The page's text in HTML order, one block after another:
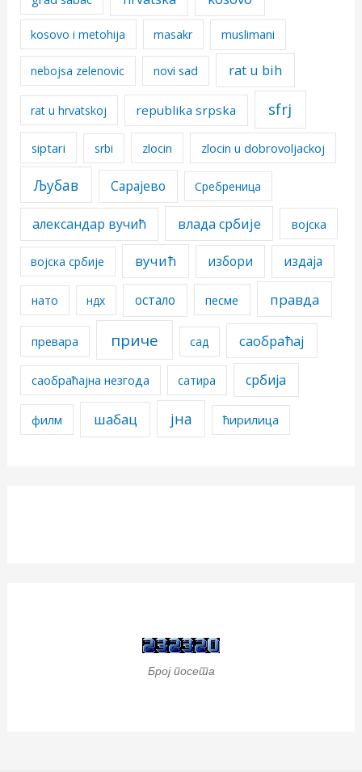
kosovo i metohija masakr muslimani
nebojsa zelenovic novi sad rat u bih
rat u hrvatskoj republika srpska sfrj
siptari srbi zlocin zlocin u dobrovoljackoj
Љубав Сарајево Сребреница
александар вучић влада србије војска
војска србије вучић избори издаја
нато ндх остало песме правда
превара приче сад саобраћај
саобраћајна незгода сатира србија
филм шабац јна ћирилица
Број посета